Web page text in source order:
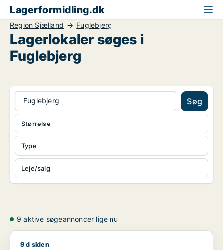
Lagerformidling.dk
Region Sjælland Fuglebjerg
Lagerlokaler søges i
Fuglebjerg
Fuglebjerg Søg
Type
Leje/salg
Størrelse
9 aktive søgeannoncer lige nu
Otto søger lager eller garage til leje i Storkøbenhavn,
9 d siden